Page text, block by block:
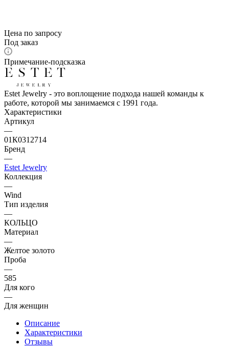
Цена по запросу
Под заказ
Примечание-подсказка
Estet Jewelry - это воплощение подхода нашей команды к
работе, которой мы занимаемся с 1991 года.
Характеристики
Артикул
—
01К0312714
Бренд
—
Estet Jewelry
Коллекция
—
Wind
Тип изделия
—
КОЛЬЦО
Материал
—
Желтое золото
Проба
—
585
Для кого
—
Для женщин
Описание
Характеристики
Отзывы